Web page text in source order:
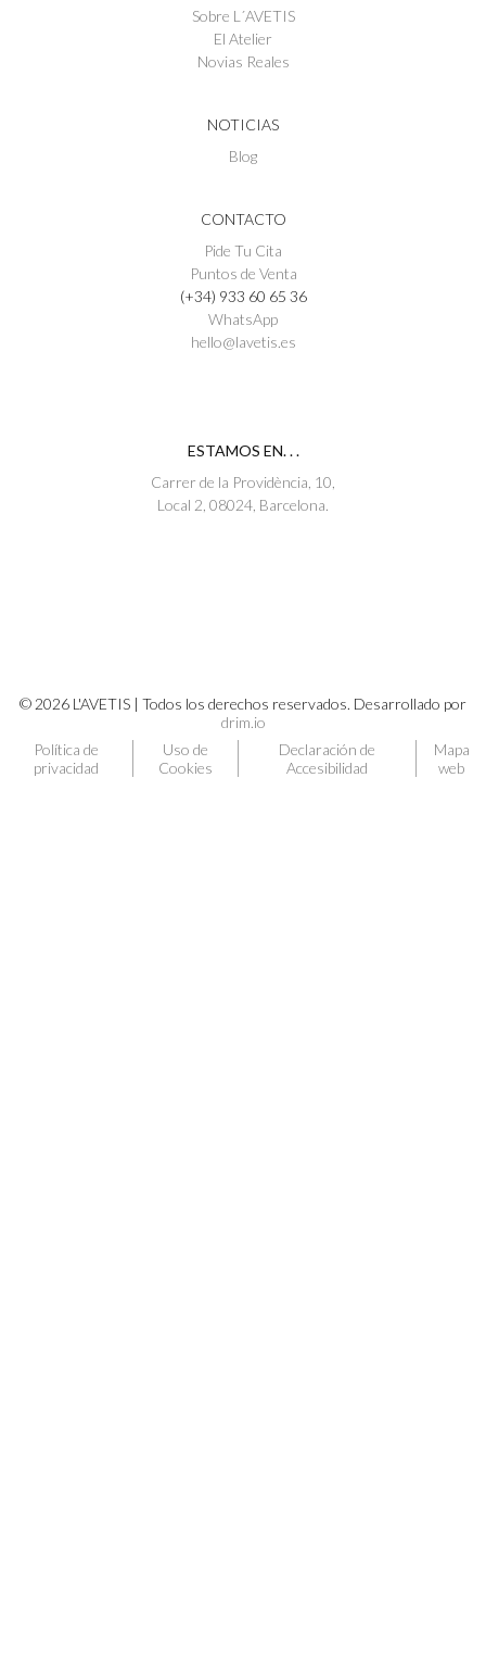
Sobre L´AVETIS
El Atelier
Novias Reales
NOTICIAS
Blog
CONTACTO
Pide Tu Cita
Puntos de Venta
(+34) 933 60 65 36
WhatsApp
hello@lavetis.es
ESTAMOS EN. . .
Carrer de la Providència, 10,
Local 2, 08024, Barcelona.
© 2026 L'AVETIS | Todos los derechos reservados. Desarrollado por
drim.io
Política de
privacidad
Uso de
Cookies
Declaración de
Accesibilidad
Mapa
web